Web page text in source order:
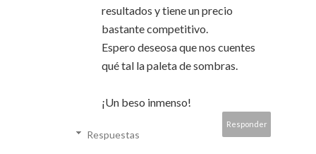
resultados y tiene un precio
bastante competitivo.
Espero deseosa que nos cuentes
qué tal la paleta de sombras.
¡Un beso inmenso!
Responder
Respuestas